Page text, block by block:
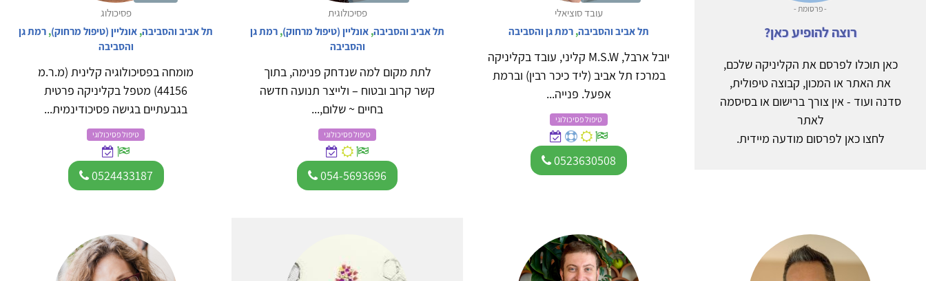
- פרסומת -
רוצה להופיע כאן?
כאן תוכלו לפרסם את הקליניקה שלכם,
את האתר או המכון, קבוצה טיפולית,
סדנה ועוד - אין צורך ברישום או בסיסמה
לאתר
לחצו כאן לפרסום מודעה מיידית.
עובד סוציאלי
תל אביב והסביבה, רמת גן והסביבה
יובל ארבל, M.S.W קליני, עובד בקליניקה
במרכז תל אביב (ליד כיכר רבין) וברמת
אפעל. פנייה...
טיפול פסיכולוגי
0523630508
פסיכולוגית
תל אביב והסביבה, אונליין (טיפול מרחוק), רמת גן
והסביבה
לתת מקום למה שנדחק פנימה, בתוך
קשר קרוב ובטוח – ולייצר תנועה חדשה
בחיים ~ שלום,...
טיפול פסיכולוגי
054-5693696
פסיכולוג
תל אביב והסביבה, אונליין (טיפול מרחוק), רמת גן
והסביבה
מומחה בפסיכולוגיה קלינית (מ.ר.מ
44156) מטפל בקליניקה פרטית
בגבעתיים בגישה פסיכודינמית...
טיפול פסיכולוגי
0524433187